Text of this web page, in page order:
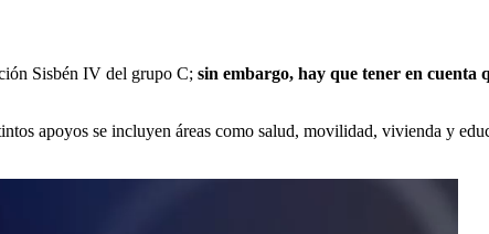
Sisbén IV del grupo C; sin embargo, hay que tener en cuenta
apoyos se incluyen áreas como salud, movilidad, vivienda y